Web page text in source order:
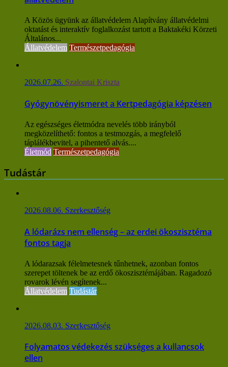
A Közös ügyünk az állatvédelem Alapítvány állatvédelmi
oktatást és interaktív foglalkozást tartott a Baktakéki Körzeti
Általános...
Állatvédelem Természetpedagógia
2026.07.26. Szalontai Kriszta
Gyógynövényismeret a Kertpedagógia képzésen
Az egészséges életmódra nevelés több irányból
megközelíthető: fontos a testmozgás, a megfelelő
táplálékbevitel, a pihentető alvás....
Életmód Természetpedagógia
Tudástár
2026.08.06. Szerkesztőség
A lódarázs nem ellenség – az erdei ökoszisztéma
fontos tagja
A lódarazsak félelmetesnek tűnhetnek, azonban fontos
szerepet töltenek be az erdő ökoszisztémájában. Ragadozó
rovarok lévén segítenek...
Állatvédelem Tudástár
2026.08.03. Szerkesztőség
Folyamatos védekezés szükséges a kullancsok
ellen